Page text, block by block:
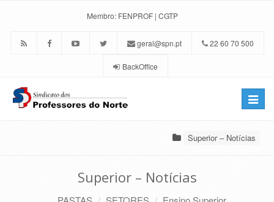
Membro: FENPROF | CGTP
geral@spn.pt 22 60 70 500
BackOffice
Toggle
Superior – Notícias
Superior – Notícias